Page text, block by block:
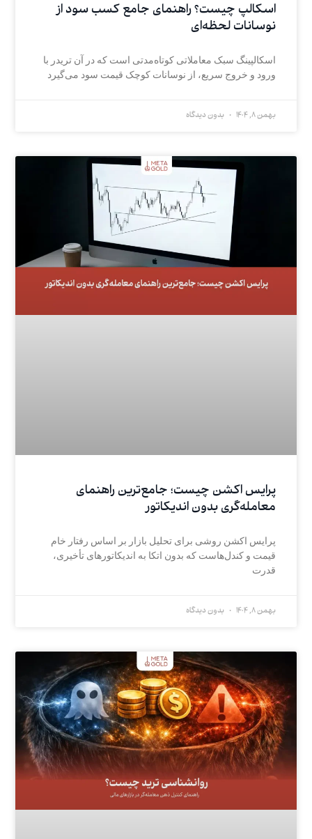
اسکالپ چیست؟ راهنمای جامع کسب سود از
نوسانات لحظه‌ای
اسکالپینگ سبک معاملاتی کوتاه‌مدتی است که در آن تریدر با
ورود و خروج سریع، از نوسانات کوچک قیمت سود می‌گیرد
بهمن 8, 1404 بدون دیدگاه
پرایس اکشن چیست؛ جامع‌ترین راهنمای
معامله‌گری بدون اندیکاتور
پرایس اکشن روشی برای تحلیل بازار بر اساس رفتار خام
قیمت و کندل‌هاست که بدون اتکا به اندیکاتورهای تأخیری،
قدرت
بهمن 8, 1404 بدون دیدگاه